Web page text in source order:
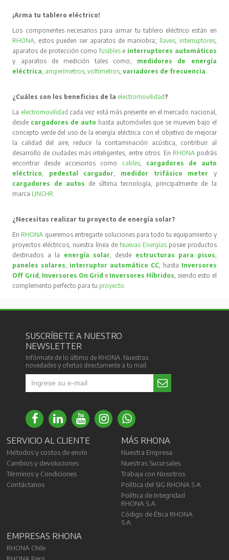
¡Arma tu tablero eléctrico!
Los componentes necesarios para armar tu tablero eléctrico están en
RHONA, estos pueden ser aparatos de maniobra; llaves, interruptores,
aparatos de protección comofusibles e interruptores automáticos
y aparatos de medición tales como; medidores de energía
eléctrica, amperímetros,voltímetros,variadores de frecuencia.
¿Cuáles son los beneficios de la electromovilidad ?
La electromovilidad cada vez está más presente en el mercado nacional,
desde cargadores de auto hasta automóviles que se mueven bajo el
concepto verde del uso de la energía eléctrica con el objetivo de mejorar
la calidad del aire, reducir la contaminación acústica, contribuir al
desarrollo de ciudades más inteligentes, entre otros. En RHONA podrás
encontrar desde accesorios como cables, cargadores de auto
eléctrico, pedestal cargador, medidor trifásico meter
y
cargadores de autos de última tecnología, principalmente de la
marca LINCHR.
¿Necesitas realizar tu proyecto de energía solar?
En RHONA queremos entregarte soluciones para todo tu equipamiento y
proyectos eléctricos, nuestra línea de Nuevas Energíasposee productos
destinados a la energía solar, desde estructuras para pisos,
paneles solares, interruptor automático CC, hasta Inversores
Off Grid, Inversores On Grid e Inversores Híbridos, siendo esto el
complemento perfecto para tu proyecto.
SUSCRÍBETE A NUESTRO
NEWSLETTER
Infórmate de lo último de RHONA. Nuestras
novedades y ofertas directamente a tu mail.
SERVICIO AL CLIENTE
Métodos y costos de envío
Cambios y devoluciones
Términos y Condiciones
Contáctanos
MÁS RHONA
Nuestra Empresa
Nuestras Sucursales
Trabaja con Nosotros
Política del SIG RHONA S.A.
Política de Integridad
RHONA S.A.
Código de Ética RHONA
S.A.
EMPRESAS RHONA
RHONA Chile